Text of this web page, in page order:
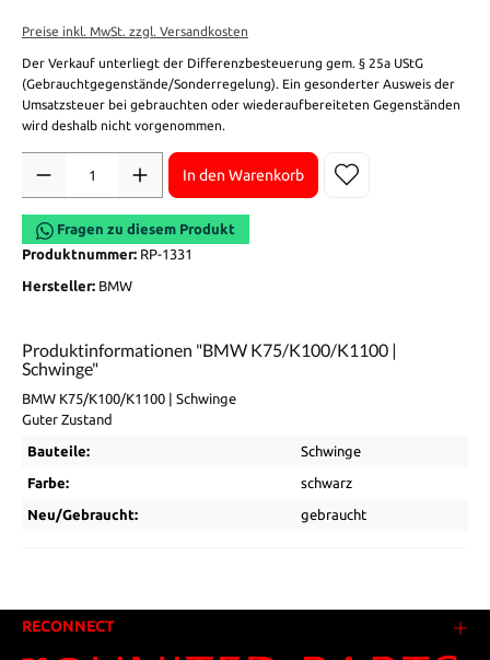
Preise inkl. MwSt. zzgl. Versandkosten
Der Verkauf unterliegt der Differenzbesteuerung gem. § 25a UStG
(Gebrauchtgegenstände/Sonderregelung). Ein gesonderter Ausweis der
Umsatzsteuer bei gebrauchten oder wiederaufbereiteten Gegenständen
wird deshalb nicht vorgenommen.
In den Warenkorb
Fragen zu diesem Produkt
Produktnummer: RP-1331
Hersteller: BMW
Produktinformationen "BMW K75/K100/K1100 |
Schwinge"
BMW K75/K100/K1100 | Schwinge
Guter Zustand
Bauteile: Schwinge
Farbe: schwarz
Neu/Gebraucht: gebraucht
RECONNECT